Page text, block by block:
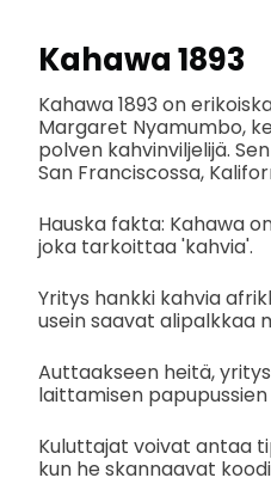
Kahawa 1893
Kahawa 1893 on
Margaret Nyamumbo,
polven kahvinviljelijä.
San Franciscossa,
Hauska fakta: Kahawa
joka tarkoittaa 'kahvia'.
Yritys hankki kahvia
usein saavat alipalkkaa
Auttaakseen heitä,
laittamisen papupussien
Kuluttajat voivat antaa
kun he skannaavat